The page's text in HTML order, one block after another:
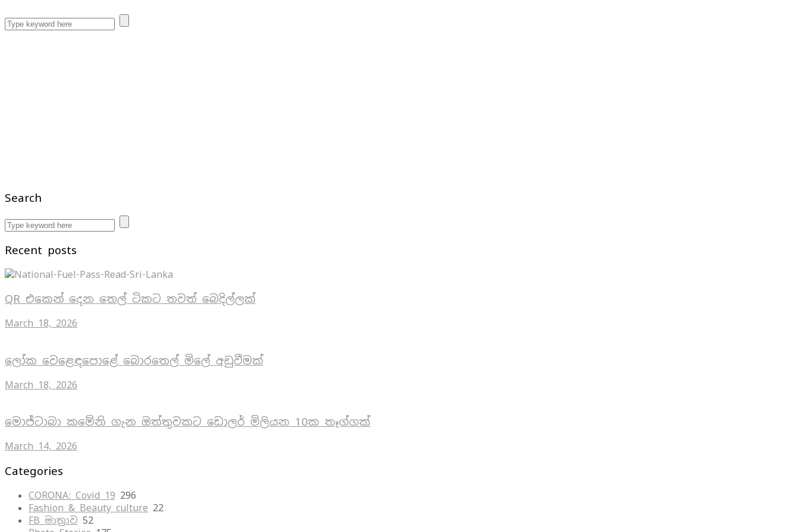
Search
Recent posts
QR එකෙන් දෙන තෙල් ටිකට තවත් බෙදිල්ලක්
March 18, 2026
ලෝක වෙළෙඳපොළේ බොරතෙල් මිලේ අඩුවීමක්
March 18, 2026
මොජ්ටාබා කමේනි ගැන ඔත්තුවකට ඩොලර් මිලියන 10ක තෑග්ගක්
March 14, 2026
Categories
CORONA: Covid 19 296
Fashion & Beauty culture 22
FB මාත්‍රාව 52